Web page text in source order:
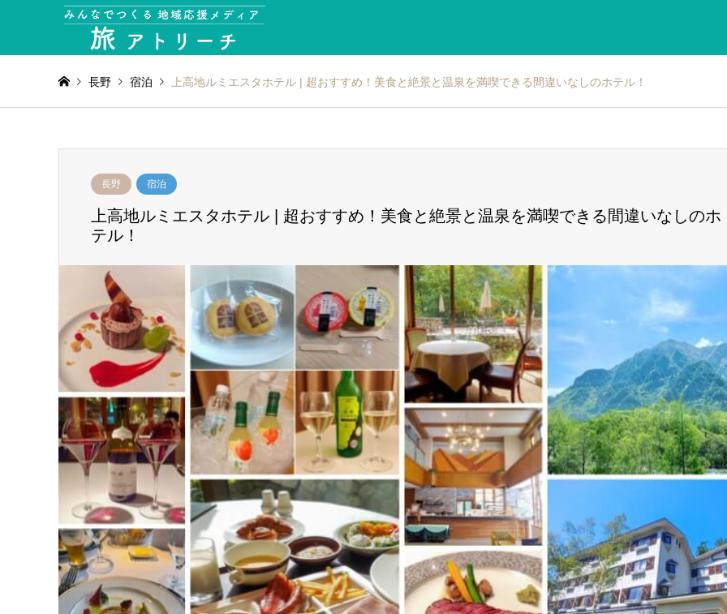
長野 宿泊 上高地ルミエスタホテル | 超おすすめ！美食と絶景と温泉を満喫できる間違いなしのホテル！
長野 宿泊
上高地ルミエスタホテル | 超おすすめ！美食と絶景と温泉を満喫できる間違いなしのホ
テル！